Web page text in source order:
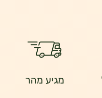
מגיע מהר